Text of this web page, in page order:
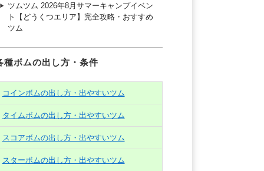
ツムツム 2026年8月サマーキャンプイベン
ト【どうくつエリア】完全攻略・おすすめ
ツム
種ボムの出し方・条件
コインボムの出し方・出やすいツム
タイムボムの出し方・出やすいツム
スコアボムの出し方・出やすいツム
スターボムの出し方・出やすいツム